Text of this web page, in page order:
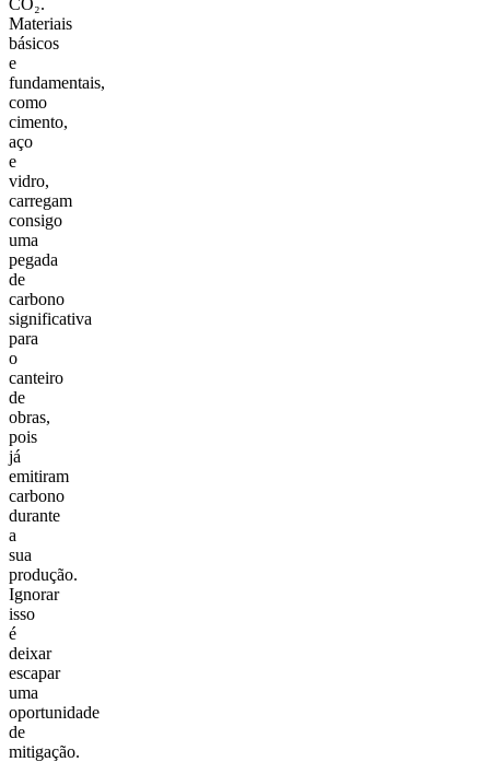
CO₂.
Materiais
básicos
e
fundamentais,
como
cimento,
aço
e
vidro,
carregam
consigo
uma
pegada
de
carbono
significativa
para
o
canteiro
de
obras,
pois
já
emitiram
carbono
durante
a
sua
produção.
Ignorar
isso
é
deixar
escapar
uma
oportunidade
de
mitigação.